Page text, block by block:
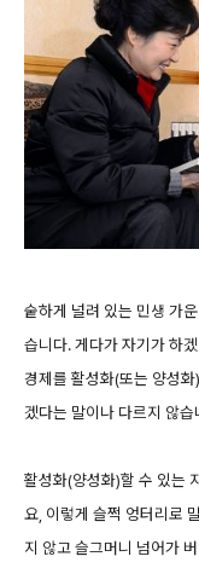
숱하게 널려 있는 민생 가
습니다. 게다가 자기가 하
경제를 활성화(또는 양성
겠다는 말이나 다르지 않습
활성화(양성화)할 수 있는
요, 이렇게 슬쩍 엉터리로
지 않고 슬그머니 넘어가